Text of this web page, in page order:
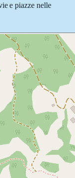
e piazze nelle